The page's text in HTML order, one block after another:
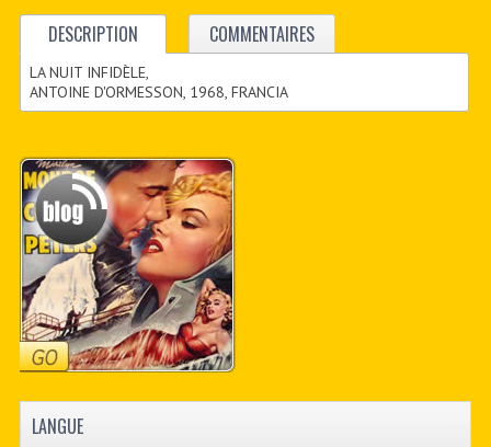
DESCRIPTION COMMENTAIRES
LA NUIT INFIDÈLE,
ANTOINE D'ORMESSON, 1968, FRANCIA
LANGUE